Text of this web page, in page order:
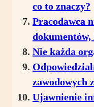
co to znaczy?
Pracodawca
Nie każda
zawodowych
Ujawnienie